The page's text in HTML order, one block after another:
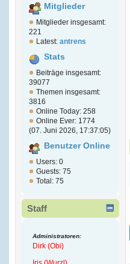
Mitglieder
Mitglieder insgesamt:
221
Latest: antrens
Stats
Beiträge insgesamt:
39077
Themen insgesamt:
3816
Online Today: 258
Online Ever: 1774
(07. Juni 2026, 17:37:05)
Benutzer Online
Users: 0
Guests: 75
Total: 75
Staff
Administratoren:
Dirk (Obi)